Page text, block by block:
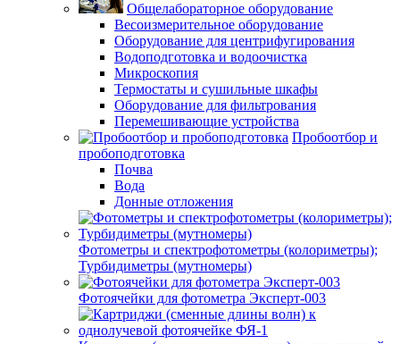
Общелабораторное оборудование
Весоизмерительное оборудование
Оборудование для центрифугирования
Водоподготовка и водоочистка
Микроскопия
Термостаты и сушильные шкафы
Оборудование для фильтрования
Перемешивающие устройства
Пробоотбор и
пробоподготовка
Почва
Вода
Донные отложения
Фотометры и спектрофотометры (колориметры);
Турбидиметры (мутномеры)
Фотоячейки для фотометра Эксперт-003